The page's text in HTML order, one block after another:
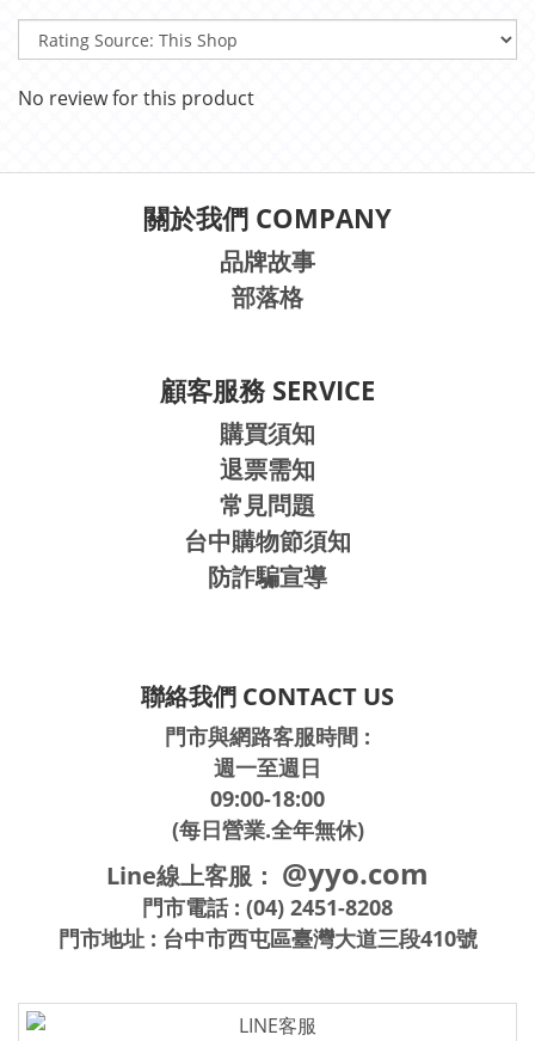
No review for this product
關於我們 COMPANY
品牌故事
部落格
顧客服務 SERVICE
購買須知
退票需知
常見問題
台中購物節須知
防詐騙宣導
聯絡我們 CONTACT US
門市與網路客服時間 :
週一至週日
09:00-18:00
(每日營業.全年無休)
Line線上客服： @yyo.com
門市電話 : (04) 2451-8208
門市地址 : 台中市西屯區臺灣大道三段410號